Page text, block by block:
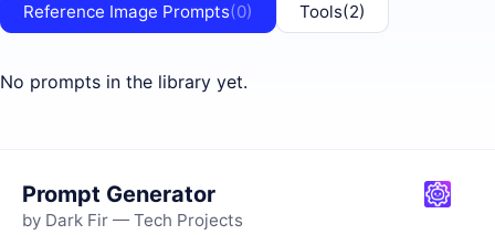
Reference Image Prompts(0) Tools(2)
No prompts in the library yet.
Prompt Generator
by Dark Fir — Tech Projects